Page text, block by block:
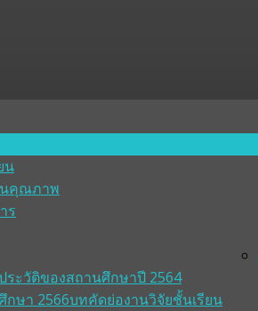
น
คุณภาพ
ระวัติของสถานศึกษาปี 2564
บทคัดย่องานวิจัยชั้นเรียน
กษา 2566
ร